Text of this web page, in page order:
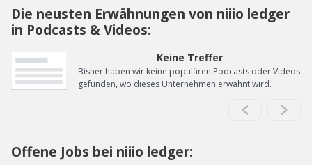
Die neusten Erwähnungen von niiio ledger
in Podcasts & Videos:
Keine Treffer
Bisher haben wir keine populären Podcasts oder Videos
gefunden, wo dieses Unternehmen erwähnt wird.
Offene Jobs bei niiio ledger: